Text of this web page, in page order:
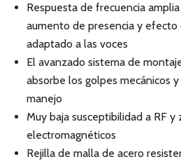
Respuesta de frecuencia
aumento de presencia y
adaptado a las voces
El avanzado sistema de
absorbe los golpes mecánicos
manejo
Muy baja susceptibilidad a RF y
electromagnéticos
Rejilla de malla de acero